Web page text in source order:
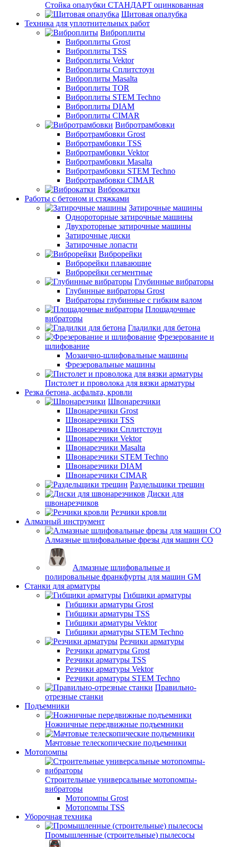
Стойка опалубки СТАНДАРТ оцинкованная
Щитовая опалубка
Техника для уплотнительных работ
Виброплиты
Виброплиты Grost
Виброплиты TSS
Виброплиты Vektor
Виброплиты Сплитстоун
Виброплиты Masalta
Виброплиты TOR
Виброплиты STEM Techno
Виброплиты DIAM
Виброплиты CIMAR
Вибротрамбовки
Вибротрамбовки Grost
Вибротрамбовки TSS
Вибротрамбовки Vektor
Вибротрамбовки Masalta
Вибротрамбовки STEM Techno
Вибротрамбовки CIMAR
Виброкатки
Работы с бетоном и стяжками
Затирочные машины
Однороторные затирочные машины
Двухроторные затирочные машины
Затирочные диски
Затирочные лопасти
Виброрейки
Виброрейки плавающие
Виброрейки сегментные
Глубинные вибраторы
Глубинные вибраторы Grost
Вибраторы глубинные с гибким валом
Площадочные
вибраторы
Гладилки для бетона
Фрезерование и
шлифование
Мозаично-шлифовальные машины
Фрезеровальные машины
Пистолет и проволока для вязки арматуры
Резка бетона, асфальта, кровли
Швонарезчики
Швонарезчики Grost
Швонарезчики TSS
Швонарезчики Сплитстоун
Швонарезчики Vektor
Швонарезчики Masalta
Швонарезчики STEM Techno
Швонарезчики DIAM
Швонарезчики CIMAR
Раздельщики трещин
Диски для
швонарезчиков
Резчики кровли
Алмазный инструмент
Алмазные шлифовальные фрезы для машин СО
Алмазные шлифовальные и
полировальные франкфурты для машин GM
Станки для арматуры
Гибщики арматуры
Гибщики арматуры Grost
Гибщики арматуры TSS
Гибщики арматуры Vektor
Гибщики арматуры STEM Techno
Резчики арматуры
Резчики арматуры Grost
Резчики арматуры TSS
Резчики арматуры Vektor
Резчики арматуры STEM Techno
Правильно-
отрезные станки
Подъемники
Ножничные передвижные подъемники
Мачтовые телескопические подъемники
Мотопомпы
Строительные универсальные мотопомпы-
вибраторы
Мотопомпы Grost
Мотопомпы TSS
Уборочная техника
Промышленные (строительные) пылесосы